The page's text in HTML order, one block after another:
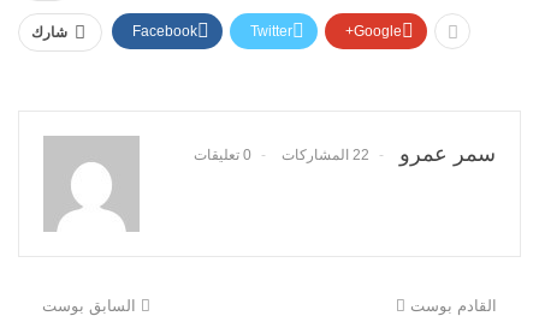
شارك Facebook Twitter Google+
سمر عمرو 22 المشاركات 0 تعليقات
السابق بوست القادم بوست